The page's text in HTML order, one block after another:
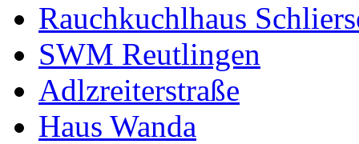
Rauchkuchlhaus
SWM Reutlingen
Adlzreiterstraße
Haus Wanda